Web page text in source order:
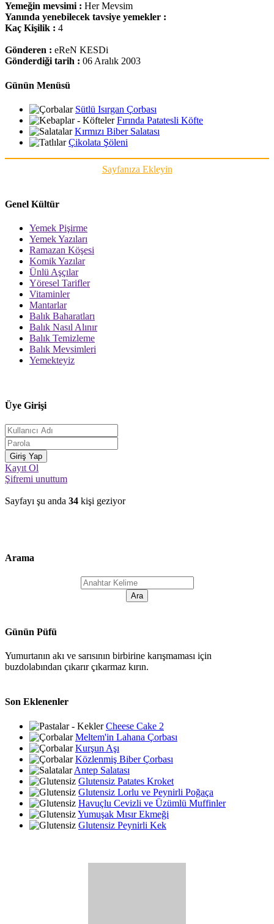
Yemeğin mevsimi : Her Mevsim
Yanında yenebilecek tavsiye yemekler :
Kaç Kişilik : 4
Gönderen : eReN KESDi
Gönderdiği tarih : 06 Aralık 2003
Günün Menüsü
Sütlü Isırgan Çorbası
Fırında Patatesli Köfte
Kırmızı Biber Salatası
Çikolata Şöleni
Sayfanıza Ekleyin
Genel Kültür
Yemek Pişirme
Yemek Yazıları
Ramazan Köşesi
Komik Yazılar
Ünlü Aşçılar
Yöresel Tarifler
Vitaminler
Mantarlar
Balık Baharatları
Balık Nasıl Alınır
Balık Temizleme
Balık Mevsimleri
Yemekteyiz
Üye Girişi
Kayıt Ol
Şifremi unuttum
Sayfayı şu anda 34 kişi geziyor
Arama
Günün Püfü
Yumurtanın akı ve sarısının birbirine karışmaması için
buzdolabından çıkarır çıkarmaz kırın.
Son Eklenenler
Cheese Cake 2
Meltem'in Lahana Çorbası
Kurşun Aşı
Közlenmiş Biber Çorbası
Antep Salatası
Glutensiz Patates Kroket
Glutensiz Lorlu ve Peynirli Poğaça
Havuçlu Cevizli ve Üzümlü Muffinler
Yumuşak Mısır Ekmeği
Glutensiz Peynirli Kek